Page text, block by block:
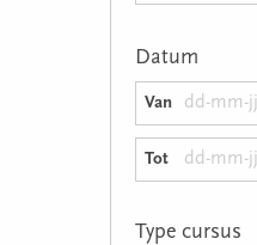
Datum
Van
Tot
Type cursus